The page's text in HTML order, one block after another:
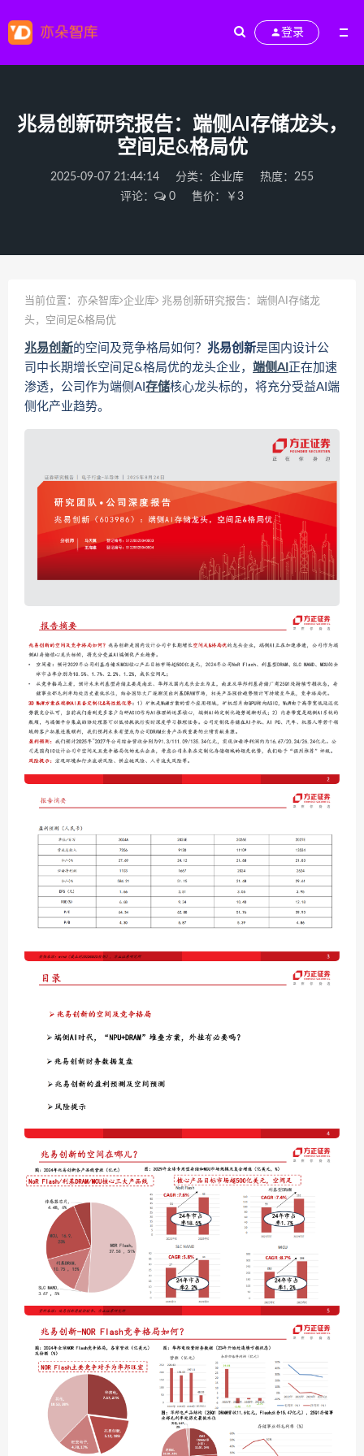
登录
兆易创新研究报告：端侧AI存储龙头，
空间足&格局优
2025-09-07 21:44:14 分类： 企业库
热度：255
评论：
0 售价：￥3
当前位置： 亦朵智库 企业库
兆易创新研究报告：端侧AI存储龙
头，空间足&格局优
兆易创新的空间及竞争格局如何？ 兆易创新是国内设计公
司中长期增长空间足&格局优的龙头企业， 端侧AI 正在加速
渗透，公司作为端侧AI 存储核心龙头标的，将充分受益AI端
侧化产业趋势。